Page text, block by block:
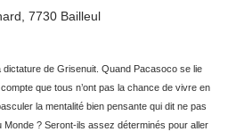
7730 Bailleul
dictature de Grisenuit. Quand Pacasoco se lie
que tous n’ont pas la chance de vivre en
la mentalité bien pensante qui dit ne pas
Monde ? Seront-ils assez déterminés pour aller